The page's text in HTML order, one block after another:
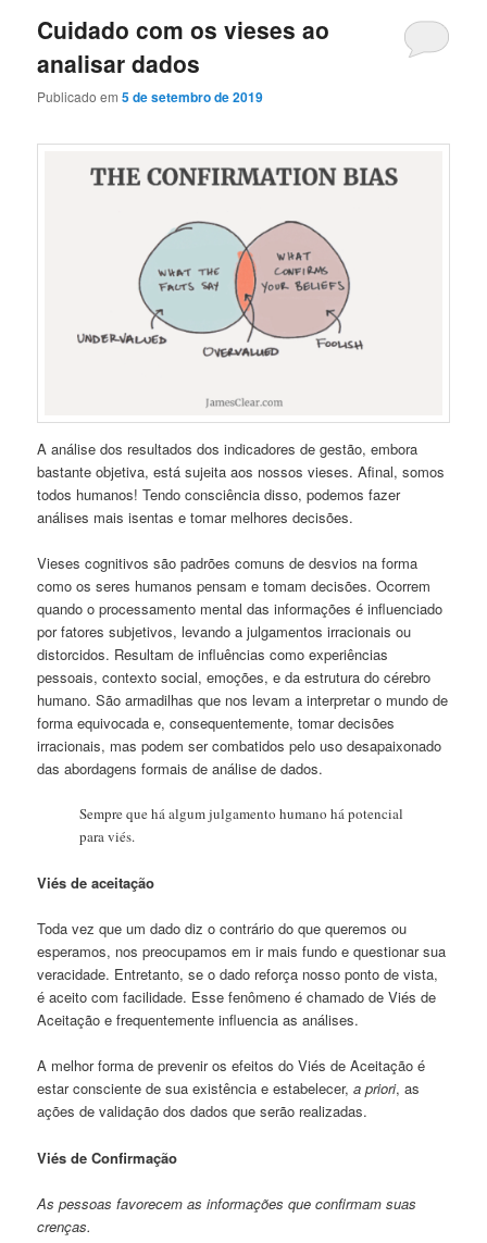
Cuidado com os vieses ao
analisar dados
Publicado em5 de setembro de 2019
A análise dos resultados dos indicadores de gestão, embora
bastante objetiva, está sujeita aos nossos vieses. Afinal, somos
todos humanos! Tendo consciência disso, podemos fazer
análises mais isentas e tomar melhores decisões.
Vieses cognitivos são padrões comuns de desvios na forma
como os seres humanos pensam e tomam decisões. Ocorrem
quando o processamento mental das informações é influenciado
por fatores subjetivos, levando a julgamentos irracionais ou
distorcidos. Resultam de influências como experiências
pessoais, contexto social, emoções, e da estrutura do cérebro
humano. São armadilhas que nos levam a interpretar o mundo de
forma equivocada e, consequentemente, tomar decisões
irracionais, mas podem ser combatidos pelo uso desapaixonado
das abordagens formais de análise de dados.
Sempre que há algum julgamento humano há potencial
para viés.
Viés de aceitação
Toda vez que um dado diz o contrário do que queremos ou
esperamos, nos preocupamos em ir mais fundo e questionar sua
veracidade. Entretanto, se o dado reforça nosso ponto de vista,
é aceito com facilidade. Esse fenômeno é chamado de Viés de
Aceitação e frequentemente influencia as análises.
A melhor forma de prevenir os efeitos do Viés de Aceitação é
estar consciente de sua existência e estabelecer,a priori, as
ações de validação dos dados que serão realizadas.
Viés de Confirmação
As pessoas favorecem as informações que confirmam suas
crenças.